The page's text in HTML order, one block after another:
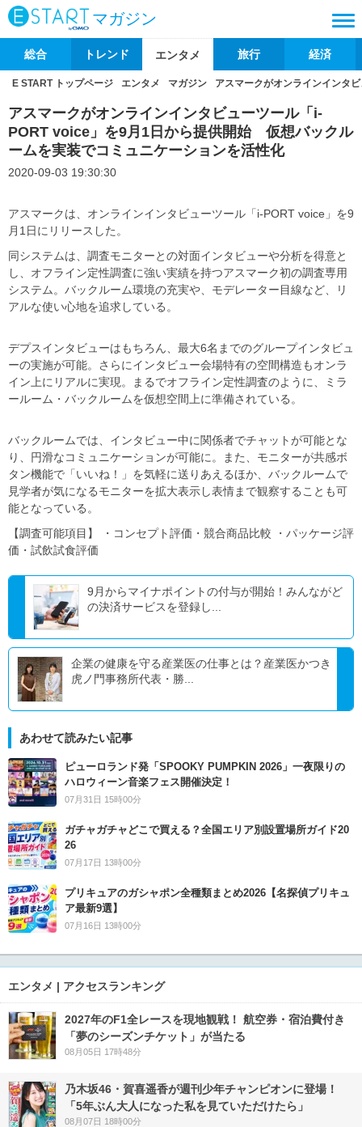
マガジン
総合 トレンド エンタメ 旅行 経済
E START トップページ エンタメ マガジン アスマークがオンラインインタ
アスマークがオンラインインタビューツール「i-
PORT voice」を9月1日から提供開始 仮想バックル
ームを実装でコミュニケーションを活性化
2020-09-03 19:30:30
アスマークは、オンラインインタビューツール「i-PORT voice」を9
月1日にリリースした。
同システムは、調査モニターとの対面インタビューや分析を得意と
し、オフライン定性調査に強い実績を持つアスマーク初の調査専用
システム。バックルーム環境の充実や、モデレーター目線など、リ
アルな使い心地を追求している。
デプスインタビューはもちろん、最大6名までのグループインタビュ
ーの実施が可能。さらにインタビュー会場特有の空間構造もオンラ
イン上にリアルに実現。まるでオフライン定性調査のように、ミラ
ールーム・バックルームを仮想空間上に準備されている。
バックルームでは、インタビュー中に関係者でチャットが可能とな
り、円滑なコミュニケーションが可能に。また、モニターが共感ボ
タン機能で「いいね！」を気軽に送りあえるほか、バックルームで
見学者が気になるモニターを拡大表示し表情まで観察することも可
能となっている。
【調査可能項目】 ・コンセプト評価・競合商品比較 ・パッケージ評
価・試飲試食評価
9月からマイナポイントの付与が開始！みんながど
の決済サービスを登録し...
企業の健康を守る産業医の仕事とは？産業医かつき
虎ノ門事務所代表・勝...
あわせて読みたい記事
ピューロランド発「SPOOKY PUMPKIN 2026」一夜限りの
ハロウィーン音楽フェス開催決定！
07月31日 15時00分
ガチャガチャどこで買える？全国エリア別設置場所ガイド20
26
07月17日 13時00分
プリキュアのガシャポン全種類まとめ2026【名探偵プリキュ
ア最新9選】
07月16日 13時00分
エンタメ | アクセスランキング
2027年のF1全レースを現地観戦！ 航空券・宿泊費付き
「夢のシーズンチケット」が当たる
08月05日 17時48分
乃木坂46・賀喜遥香が週刊少年チャンピオンに登場！
「5年ぶん大人になった私を見ていただけたら」
08月07日 18時00分